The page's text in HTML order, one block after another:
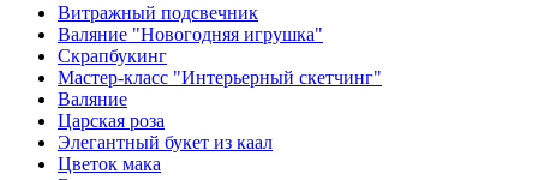
Витражный подсвечник
Валяние "Новогодняя игрушка"
Скрапбукинг
Мастер-класс "Интерьерный скетчинг"
Валяние
Царская роза
Элегантный букет из каал
Цветок мака